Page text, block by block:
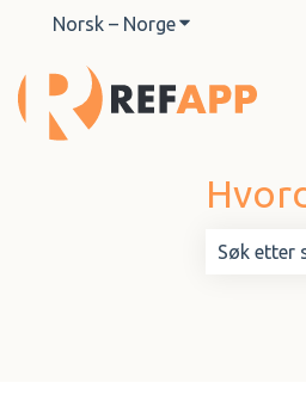
Norsk – NorgeVis